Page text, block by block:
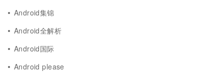
Android集锦
Android全解析
Android国际
Android please